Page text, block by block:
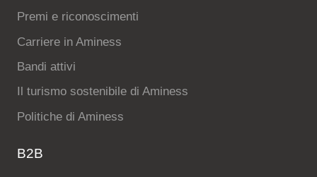
Premi e riconoscimenti
Carriere in Aminess
Bandi attivi
Il turismo sostenibile di Aminess
Politiche di Aminess
B2B